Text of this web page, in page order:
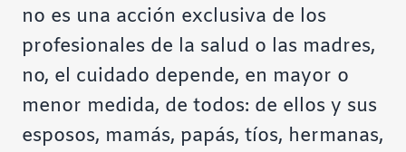
no es una acción exclusiva de los
profesionales de la salud o las madres,
no, el cuidado depende, en mayor o
menor medida, de todos: de ellos y sus
esposos, mamás, papás, tíos, hermanas,